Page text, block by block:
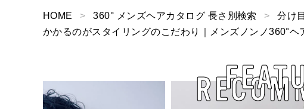
HOME 360° メンズヘアカタログ 長さ別検索
分け
かかるのがスタイリングのこだわり｜メンズノンノ360°ヘ